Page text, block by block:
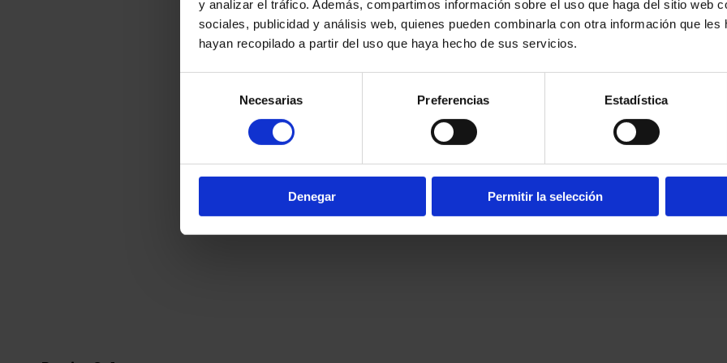
y analizar el tráfico. Además, compartimos información sobre el uso que haga del sitio web
sociales, publicidad y análisis web, quienes pueden combinarla con otra información que les
hayan recopilado a partir del uso que haya hecho de sus servicios.
consentimiento
Necesarias Preferencias Estadística
Denegar Permitir la selección
Saber más